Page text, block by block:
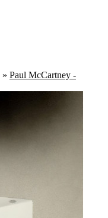
» Paul McCartney -